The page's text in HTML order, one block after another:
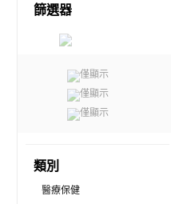
篩選器
僅顯示
僅顯示
僅顯示
類別
醫療保健